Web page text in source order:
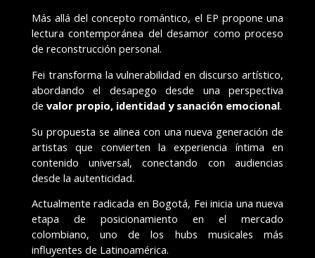
Más allá del concepto romántico, el EP propone una
lectura contemporánea del desamor como proceso
de reconstrucción personal.
Fei transforma la vulnerabilidad en discurso artístico,
abordando el desapego desde una perspectiva
de valor propio, identidad y sanación emocional.
Su propuesta se alinea con una nueva generación de
artistas que convierten la experiencia íntima en
contenido universal, conectando con audiencias
desde la autenticidad.
Actualmente radicada en Bogotá, Fei inicia una nueva
etapa de posicionamiento en el mercado
colombiano, uno de los hubs musicales más
influyentes de Latinoamérica.